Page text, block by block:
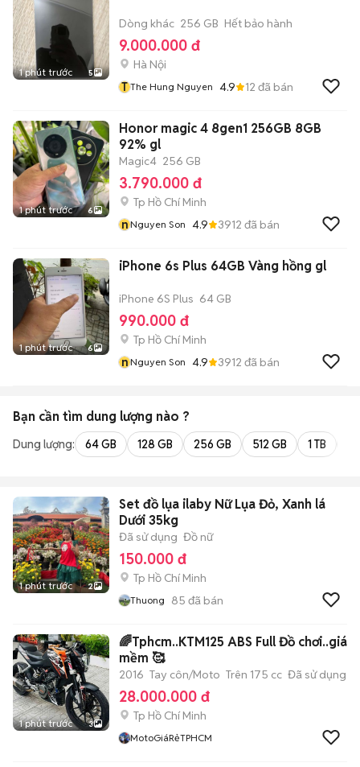
1 phút trước 5
Dòng khác 256 GB Hết bảo hành
9.000.000 đ
Hà Nội
T The Hung Nguyen 4.9 12 đã bán
1 phút trước 6
Honor magic 4 8gen1 256GB 8GB
92% gl
Magic4 256 GB
3.790.000 đ
Tp Hồ Chí Minh
nNguyen Son 4.9 3912 đã bán
1 phút trước 6
iPhone 6s Plus 64GB Vàng hồng gl
iPhone 6S Plus 64 GB
990.000 đ
Tp Hồ Chí Minh
nNguyen Son 4.9 3912 đã bán
Bạn cần tìm dung lượng nào ?
Dung lượng: 64 GB 128 GB 256 GB 512 GB 1 TB
1 phút trước 2
Set đồ lụa ilaby Nữ Lụa Đỏ, Xanh lá
Dưới 35kg
Đã sử dụng Đồ nữ
150.000 đ
Tp Hồ Chí Minh
Thuong 85 đã bán
1 phút trước 3
🌈Tphcm..KTM125 ABS Full Đồ chơi..giá
mềm 🥰
2016 Tay côn/Moto Trên 175 cc Đã sử dụng
28.000.000 đ
Tp Hồ Chí Minh
MotoGiáRẻTPHCM